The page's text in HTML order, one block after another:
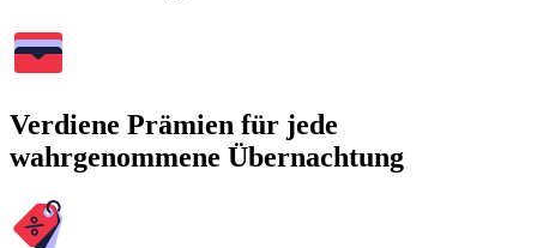
Verdiene Prämien für jede
wahrgenommene Übernachtung